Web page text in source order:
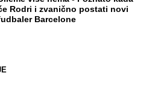
Rodri i zvanično postati novi
Barcelone